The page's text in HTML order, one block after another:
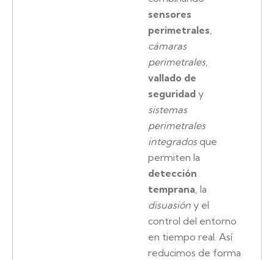
sensores
perimetrales,
cámaras
perimetrales,
vallado de
seguridad y
sistemas
perimetrales
integradosque
permiten la
detección
temprana, la
disuasión y el
control del entorno
en tiempo real. Así
reducimos de forma